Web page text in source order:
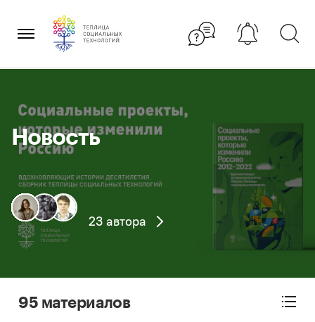
содержанию
×
Новость
23 автора
95 материалов